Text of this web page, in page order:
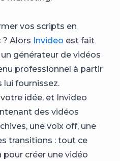
vos scripts en
? Alors Invideo est fait
générateur de vidéos
professionnel à partir
fournissez.
idée, et Invideo
des vidéos
une voix off, une
transitions : tout ce
créer une vidéo